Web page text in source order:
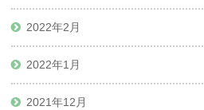
2022年2月
2022年1月
2021年12月